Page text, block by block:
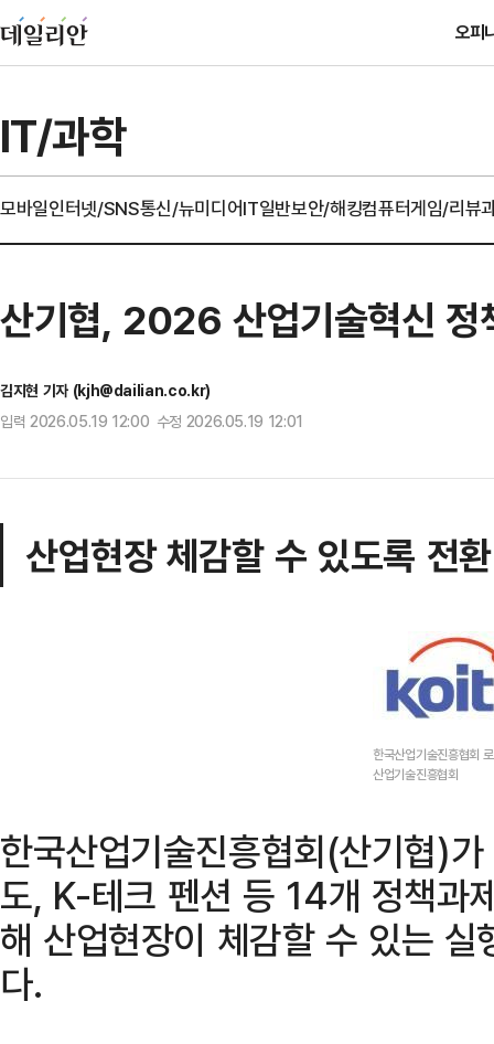
오피
IT/과학
모바일인터넷/SNS통신/뉴미디어IT일반보안/해킹컴퓨터게임/리뷰
산기협, 2026 산업기술혁신 정
김지현 기자 (kjh@dailian.co.kr)
입력 2026.05.19 12:00 수정 2026.05.19 12:01
산업현장 체감할 수 있도록 전환
한국산업기술진흥협회
산업기술진흥협회
한국산업기술진흥협회(산기협)
도, K-테크 펜션 등 14개 정책과
해 산업현장이 체감할 수 있는
다.